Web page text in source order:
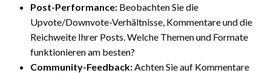
Post-Performance: Beobachten Sie die
Upvote/Downvote-Verhältnisse, Kommentare und die
Reichweite Ihrer Posts. Welche Themen und Formate
funktionieren am besten?
Community-Feedback:Achten Sie auf Kommentare